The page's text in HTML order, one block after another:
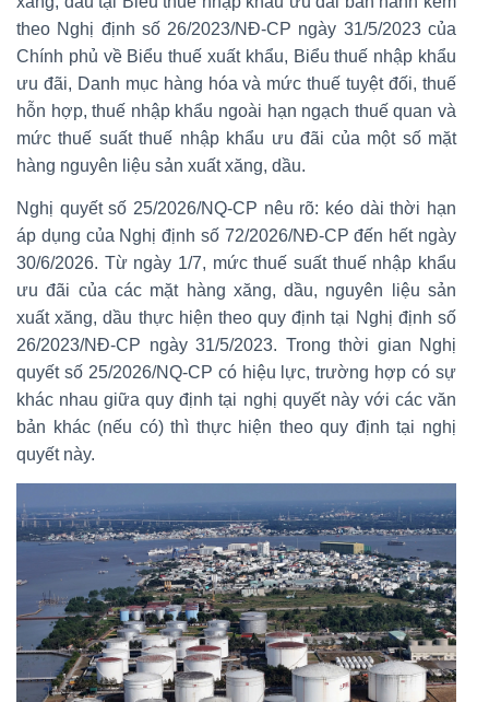
theo Nghị định số 26/2023/NĐ-CP ngày 31/5/2023 của
Chính phủ về Biểu thuế xuất khẩu, Biểu thuế nhập khẩu
ưu đãi, Danh mục hàng hóa và mức thuế tuyệt đối, thuế
hỗn hợp, thuế nhập khẩu ngoài hạn ngạch thuế quan và
mức thuế suất thuế nhập khẩu ưu đãi của một số mặt
hàng nguyên liệu sản xuất xăng, dầu.
Nghị quyết số 25/2026/NQ-CP nêu rõ: kéo dài thời hạn
áp dụng của Nghị định số 72/2026/NĐ-CP đến hết ngày
30/6/2026. Từ ngày 1/7, mức thuế suất thuế nhập khẩu
ưu đãi của các mặt hàng xăng, dầu, nguyên liệu sản
xuất xăng, dầu thực hiện theo quy định tại Nghị định số
26/2023/NĐ-CP ngày 31/5/2023. Trong thời gian Nghị
quyết số 25/2026/NQ-CP có hiệu lực, trường hợp có sự
khác nhau giữa quy định tại nghị quyết này với các văn
bản khác (nếu có) thì thực hiện theo quy định tại nghị
quyết này.